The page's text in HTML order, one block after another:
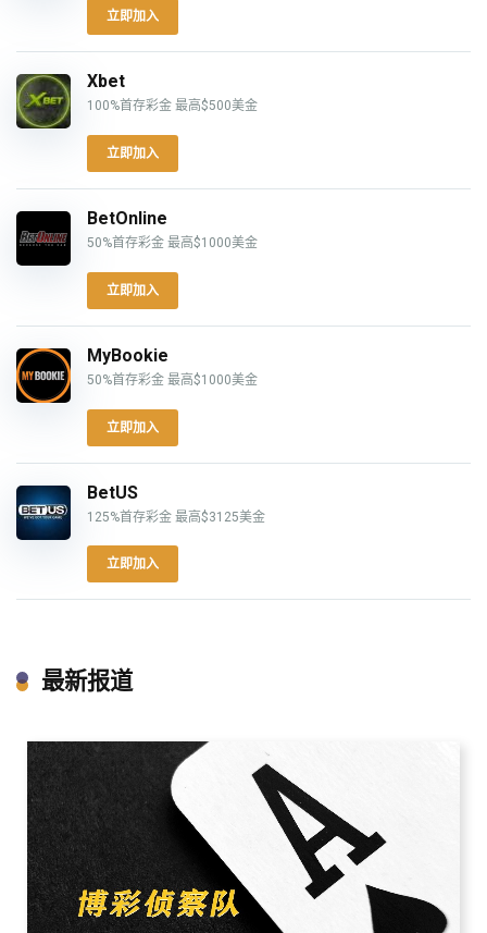
立即加入
Xbet
100%首存彩金 最高$500美金
立即加入
BetOnline
50%首存彩金 最高$1000美金
立即加入
MyBookie
50%首存彩金 最高$1000美金
立即加入
BetUS
125%首存彩金 最高$3125美金
立即加入
最新报道